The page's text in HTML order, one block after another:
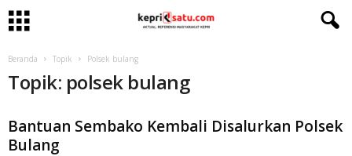
Beranda Topik Polsek bulang
Topik: polsek bulang
Bantuan Sembako Kembali Disalurkan Polsek
Bulang